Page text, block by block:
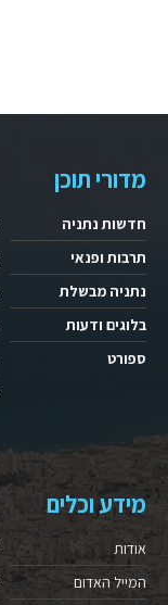
מדורי תוכן
חדשות נתניה
תרבות ופנאי
נתניה מבשלת
בלוגים ודעות
ספורט
מידע וכלים
אודות
המייל האדום